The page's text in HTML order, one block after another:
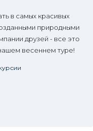
в самых красивых
природными
друзей - все это
весеннем туре!